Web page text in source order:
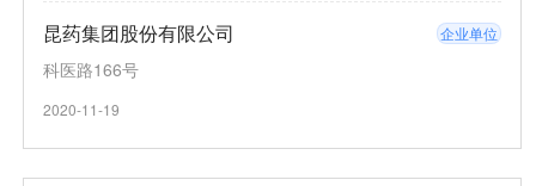
昆药集团股份有限公司 企业单位
科医路166号
2020-11-19